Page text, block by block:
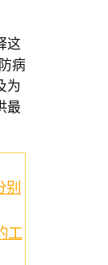
这
病
为
最
别
工